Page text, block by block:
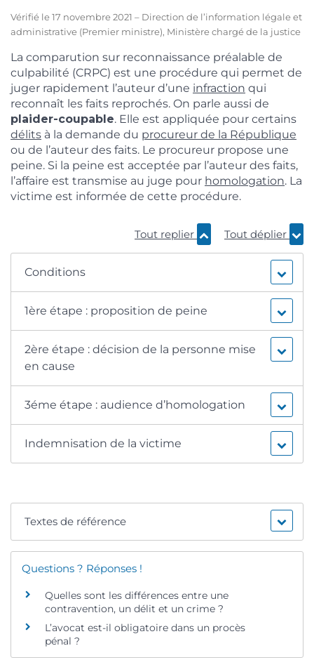
Vérifié le 17 novembre 2021 – Direction de l’information légale et
administrative (Premier ministre), Ministère chargé de la justice
La comparution sur reconnaissance préalable de
culpabilité (CRPC) est une procédure qui permet de
juger rapidement l’auteur d’une infraction qui
reconnaît les faits reprochés. On parle aussi de
plaider-coupable. Elle est appliquée pour certains
délits à la demande du procureur de la République
ou de l’auteur des faits. Le procureur propose une
peine. Si la peine est acceptée par l’auteur des faits,
l’affaire est transmise au juge pour homologation. La
victime est informée de cette procédure.
Tout replier Tout déplier
Conditions
1ère étape : proposition de peine
2ère étape : décision de la personne mise
en cause
3éme étape : audience d’homologation
Indemnisation de la victime
Textes de référence
Questions ? Réponses !
Quelles sont les différences entre une
contravention, un délit et un crime ?
L’avocat est-il obligatoire dans un procès
pénal ?